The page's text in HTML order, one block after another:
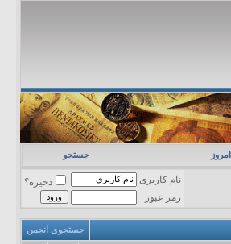
جستجو
نام کاربری
ذخیره؟
رمز عبور
جستجوی انجمن